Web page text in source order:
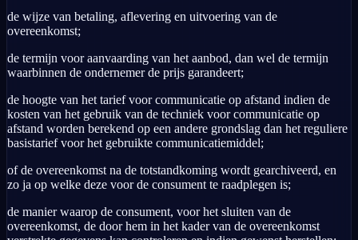
de wijze van betaling, aflevering en uitvoering van de
overeenkomst;
de termijn voor aanvaarding van het aanbod, dan wel de termijn
waarbinnen de ondernemer de prijs garandeert;
de hoogte van het tarief voor communicatie op afstand indien de
kosten van het gebruik van de techniek voor communicatie op
afstand worden berekend op een andere grondslag dan het reguliere
basistarief voor het gebruikte communicatiemiddel;
of de overeenkomst na de totstandkoming wordt gearchiveerd, en
zo ja op welke deze voor de consument te raadplegen is;
de manier waarop de consument, voor het sluiten van de
overeenkomst, de door hem in het kader van de overeenkomst